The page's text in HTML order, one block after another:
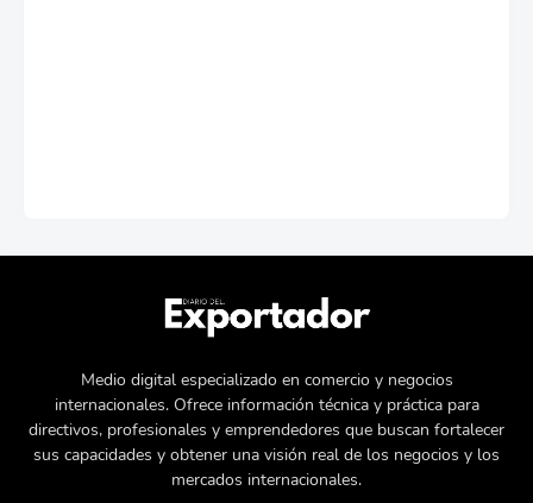
Medio digital especializado en comercio y negocios
internacionales. Ofrece información técnica y práctica para
directivos, profesionales y emprendedores que buscan fortalecer
sus capacidades y obtener una visión real de los negocios y los
mercados internacionales.